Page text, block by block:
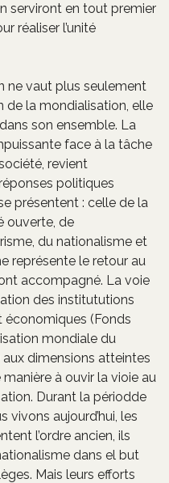
serviront en tout premier
réaliser l’unité
ne vaut plus seulement
de la mondialisation, elle
son ensemble. La
face à la tâche
revient
politiques
présentent : celle de la
ouverte, de
du nationalisme et
représente le retour au
accompagné. La voie
des institututions
économiques (Fonds
mondiale du
dimensions atteintes
à ouvir la vioie au
Durant la périodde
vivons aujourd’hui, les
l’ordre ancien, ils
dans el but
Mais leurs efforts